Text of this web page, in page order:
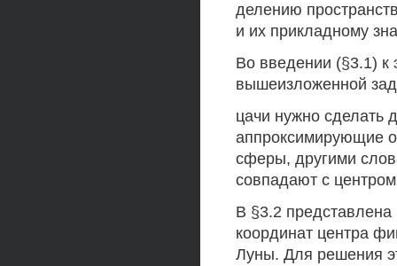
делению
и их прикладному
Во введении (§3.1) к
вышеизложенной
цачи нужно сделать
аппроксимирующие
сферы, другими
совпадают с
В §3.2
координат центра
Луны. Для решения